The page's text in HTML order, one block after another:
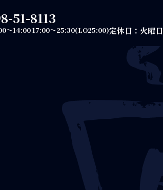
51-8113
～14:0017:00～25:30(LO25:00)定休日：火曜日